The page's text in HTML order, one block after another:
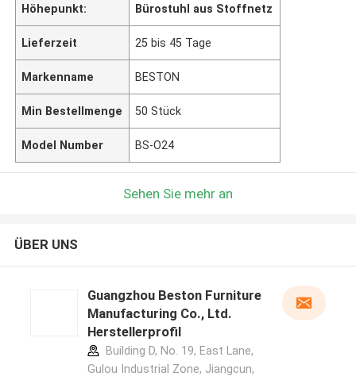
Höhepunkt: Bürostuhl aus Stoffnetz
Lieferzeit 25 bis 45 Tage
Markenname BESTON
Min Bestellmenge 50 Stück
Model Number BS-O24
Sehen Sie mehr an
ÜBER UNS
Guangzhou Beston Furniture
Manufacturing Co., Ltd.
Herstellerprofil
Building D, No. 19, East Lane,
Gulou Industrial Zone, Jiangcun,